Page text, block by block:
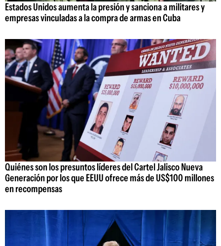
Estados Unidos aumenta la presión y sanciona a militares y
empresas vinculadas a la compra de armas en Cuba
Quiénes son los presuntos líderes del Cartel Jalisco Nueva
Generación por los que EEUU ofrece más de US$100 millones
en recompensas